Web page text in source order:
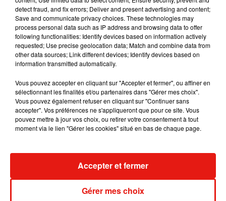
Publié : 30 janvier 2019 à 8h06 par Diane
Thibaudier
Le permis d'adoption pourrait bientôt également
voir le jour en France. Si les essais sont efficaces
en Belgique pour lutter contre les maltraitances
animales, l'Hexagone pourrait donc faire de
même.
Mundo Latino
Guatemala : l'éruption du volcan
Le fourmilier géant fait son retour
en Argentine, et en pleine...
detect fraud, and fix errors; Deliver and present advertising and content;
Save and communicate privacy choices. These technologies may
process personal data such as IP address and browsing data to offer
following functionalities: Identify devices based on information actively
requested; Use precise geolocation data; Match and combine data from
other data sources; Link different devices; Identify devices based on
information transmitted automatically.
Vous pouvez accepter en cliquant sur "Accepter et fermer", ou affiner en
sélectionnant les finalités et/ou partenaires dans "Gérer mes choix".
Vous pouvez également refuser en cliquant sur "Continuer sans
accepter". Vos préférences ne s'appliqueront que pour ce site. Vous
pouvez mettre à jour vos choix, ou retirer votre consentement à tout
moment via le lien "Gérer les cookies" situé en bas de chaque page.
Gérer mes choix
Accepter et fermer